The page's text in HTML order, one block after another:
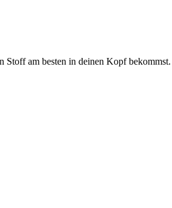
am besten in deinen Kopf